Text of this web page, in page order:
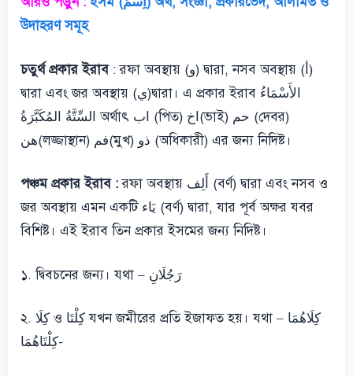
উদাহরণ সমূহ
চতুর্থ প্রকার ইরাব: রফা অবস্থায় (و) দ্বারা, নসব অবস্থায় (أ)
দ্বারা এবং জর অবস্থায় (ي)দ্বারা। এ প্রকার ইরাব الأَسْمَاءُ
السِّتَّةُ المُكَبَّرَةُ অর্থাৎ اب (পিত) اخ(ভাই) حم (দেবর)
هن(লজ্জাস্থান) فم(মুখ) ذو (অধিকারী) এর জন্য নিদিষ্ট।
পঞ্চম প্রকার ইরাব :রফা অবস্থায় أَلِف (বর্ণ) দ্বারা এবং নসব ও
জর অবস্থায় এমন একটি يَاء (বর্ণ) দ্বারা, যার পূর্ব অক্ষর যবর
বিশিষ্ট। এই ইরাব তিন প্রকার ইসমের জন্য নিদিষ্ট।
১. দ্বিবচনের জন্য। যথা – رَجُلَانِ
২. كِلَا ও كِلْتَا যখন জমীরের প্রতি ইজাফত হয়। যথা – كِلَاهُمَا
-كِلْتَاهُمَا